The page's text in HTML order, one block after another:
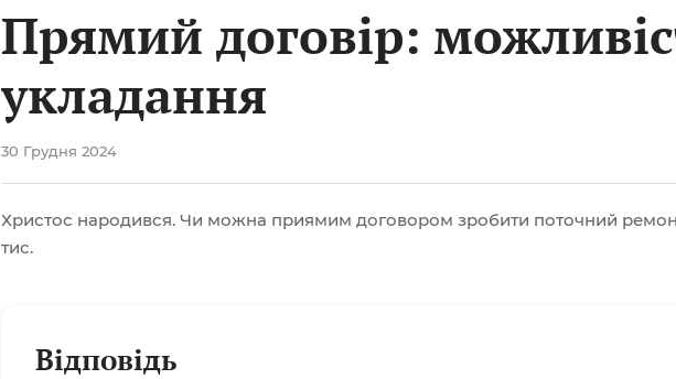
Прямий договір:
укладання
30 Грудня 2024
Христос народився. Чи можна приямим договором зробити поточний
тис.
Відповідь